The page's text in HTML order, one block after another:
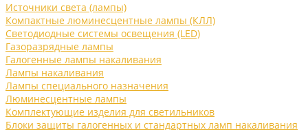
Источники света (лампы)
Компактные люминесцентные лампы (КЛЛ)
Светодиодные системы освещения (LED)
Газоразрядные лампы
Галогенные лампы накаливания
Лампы накаливания
Лампы специального назначения
Люминесцентные лампы
Комплектующие изделия для светильников
Блоки защиты галогенных и стандартных ламп накаливания